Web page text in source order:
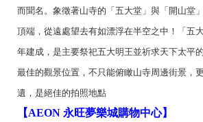
而聞名。象徵著山寺的「五大堂」與「開山堂
頂端，從遠處望去有如漂浮在半空之中！「五
年建成，是主要祭祀五大明王並祈求天下太平
最佳的觀景位置，不只能俯瞰山寺周邊街景，
遺，是絕佳的拍照地點
【AEON 永旺夢樂城購物中心】